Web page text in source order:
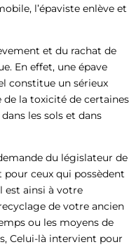
l’épaviste enlève et
et du rachat de
En effet, une épave
constitue un sérieux
de la toxicité de certaines
les sols et dans
du législateur de
ceux qui possèdent
est ainsi à votre
de votre ancien
ou les moyens de
Celui-là intervient pour